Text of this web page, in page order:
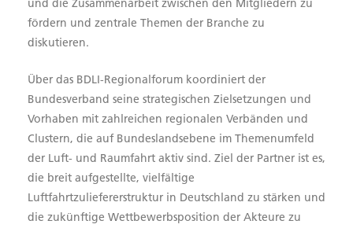
und die Zusammenarbeit zwischen den Mitgliedern zu
fördern und zentrale Themen der Branche zu
diskutieren.
Über das BDLI-Regionalforum koordiniert der
Bundesverband seine strategischen Zielsetzungen und
Vorhaben mit zahlreichen regionalen Verbänden und
Clustern, die auf Bundeslandsebene im Themenumfeld
der Luft- und Raumfahrt aktiv sind. Ziel der Partner ist es,
die breit aufgestellte, vielfältige
Luftfahrtzuliefererstruktur in Deutschland zu stärken und
die zukünftige Wettbewerbsposition der Akteure zu